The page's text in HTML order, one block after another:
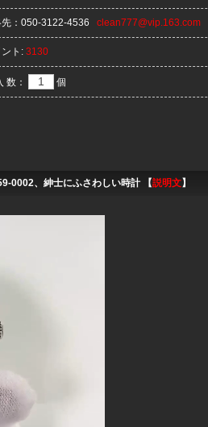
： 050-3122-4536 clean777@vip.163.com
ト: 3130
数： 個
0002、紳士にふさわしい時計 【説明文】